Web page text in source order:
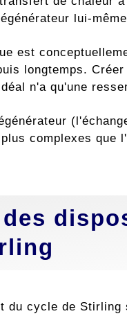
lui-
est
longtemps.
n'a qu'une
complexes que
des
du cycle de